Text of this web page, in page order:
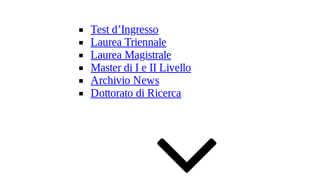
Test d’Ingresso
Laurea Triennale
Laurea Magistrale
Master di I e II Livello
Archivio News
Dottorato di Ricerca